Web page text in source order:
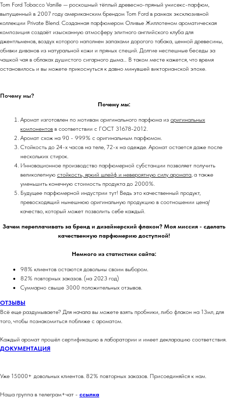
Tom Ford Tobacco Vanille — роскошный тёплый древесно-пряный унисекс-парфюм,
выпущенный в 2007 году американским брендом Tom Ford в рамках эксклюзивной
коллекции Private Blend. Созданная парфюмером Оливье Жиллотеном ароматическая
композиция создаёт изысканную атмосферу элитного английского клуба для
джентльменов, воздух которого наполнен запахами дорогого табака, ценной древесины,
обивки диванов из натуральной кожи и пряных специй. Долгие неспешные беседы за
чашкой чая в облаках душистого сигарного дыма… В таком месте кажется, что время
остановилось и вы можете прикоснуться к давно минувшей викторианской эпохе.
Почему мы?
Почему мы:
Аромат изготовлен по мотивам оригинального парфюма из оригинальных
компонентов в соответствии с ГОСТ 31678-2012.
Аромат схож на 90 - 99.9% с оригинальным парфюмом.
Стойкость до 24-х часов на теле, 72-х на одежде. Аромат остается даже после
нескольких стирок.
Инновационное производство парфюмерной субстанции позволяет получить
великолепную стойкость, яркий шлейф и невероятную силу аромата, а также
уменьшить конечную стоимость продукта до 2000%.
Будущее парфюмерной индустрии тут! Ведь это качественный продукт,
превосходящий нынешнюю оригинальную продукцию в соотношении цена/
качество, который может позволить себе каждый.
Зачем переплачивать за бренд и дизайнерский флакон? Моя миссия - сделать
качественную парфюмерию доступной!
Немного из статистики сайта:
98% клиентов остаются довольны своим выбором.
82% повторных заказов. (на 2023 год)
Суммарно свыше 3000 положительных отзывов.
ОТЗЫВЫ
Всё еще раздумываете? Для начала вы можете взять пробники, либо флакон на 13мл, для
того, чтобы познакомиться поближе с ароматом.
Каждый аромат прошёл сертификацию в лаборатории и имеет декларацию соответствия.
ДОКУМЕНТАЦИЯ
Уже 15000+ довольных клиентов. 82% повторных заказов. Присоединяйся к нам.
Наша группа в телеграм+чат - ссылка